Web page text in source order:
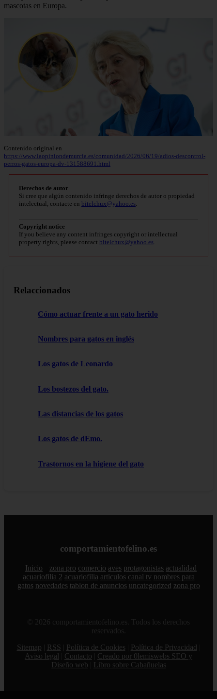
mascotas en Europa.
Contenido original en
https://www.laopiniondemurcia.es/comunidad/2026/06/19/adios-descontrol-
perros-gatos-europa-dv-131588691.html
Derechos de autor
Si cree que algún contenido infringe derechos de autor o propiedad
intelectual, contacte en bitelchux@yahoo.es.
Copyright notice
If you believe any content infringes copyright or intellectual
property rights, please contact bitelchux@yahoo.es.
Relaccionados
Cómo actuar frente a un gato herido
Nombres para gatos en inglés
Los gatos de Leonardo
Los bostezos del gato.
Las distancias de los gatos
Los gatos de dEmo.
Trastornos en la higiene del gato
comportamientofelino.es
Inicio zona pro comercio aves protagonistas actualidad
acuariofilia 2 acuariofilia articulos canal tv nombres para
gatos novedades tablon de anuncios uncategorized zona pro
© 2026 comportamientofelino.es. Todos los derechos
reservados.
Sitemap
RSS Política de Cookies Política de Privacidad
Aviso legal
Contacto
Creado por 0lemiswebs SEO y
Diseño web
Libro sobre Cabañuelas